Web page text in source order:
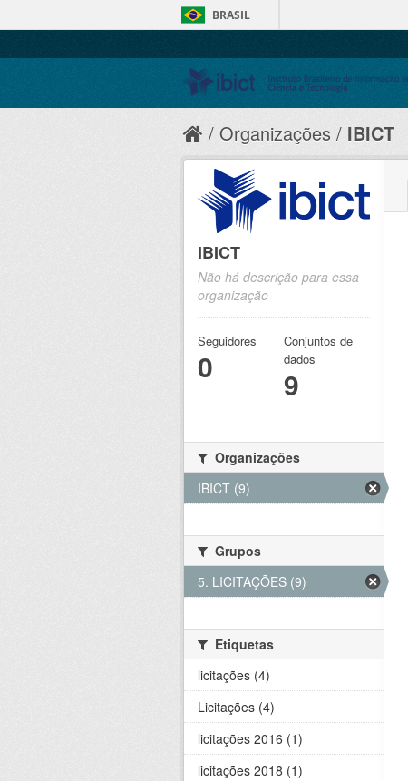
BRASIL
Organizações IBICT
IBICT
Não há descrição para essa
organização
Seguidores
0
Conjuntos de
dados
9
Organizações
IBICT (9)
Grupos
5. LICITAÇÕES (9)
Etiquetas
licitações (4)
Licitações (4)
licitações 2016 (1)
licitações 2018 (1)